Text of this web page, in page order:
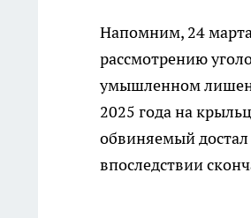
Напомним, 24 марта
рассмотрению
умышленном
2025 года на
обвиняемый
впоследствии